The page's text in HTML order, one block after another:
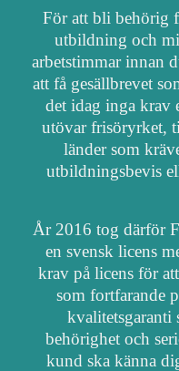
För att bli behörig
utbildning och
arbetstimmar innan
att få gesällbrevet
det idag inga krav
utövar frisöryrket,
länder som
utbildningsbevis
År 2016 tog därför
en svensk licens
krav på licens för
som fortfarande
behörighet och
kund ska känna